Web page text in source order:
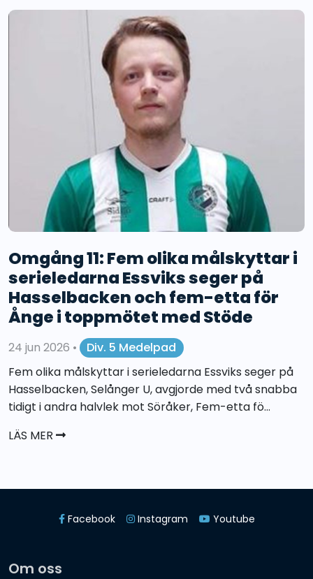
Omgång 11: Fem olika målskyttar i
serieledarna Essviks seger på
Hasselbacken och fem-etta för
Ånge i toppmötet med Stöde
24 jun 2026 •
Div. 5 Medelpad
Fem olika målskyttar i serieledarna Essviks seger på
Hasselbacken, Selånger U, avgjorde med två snabba
tidigt i andra halvlek mot Söråker, Fem-etta fö...
LÄS MER
Facebook Instagram Youtube
Om oss